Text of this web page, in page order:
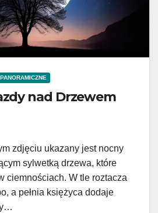
nad Drzewem
zdjęciu ukazany jest nocny
sylwetką drzewa, które
ciemnościach. W tle roztacza
a pełnia księżyca dodaje